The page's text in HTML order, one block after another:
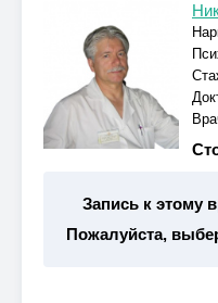
Запись к этому
Пожалуйста,